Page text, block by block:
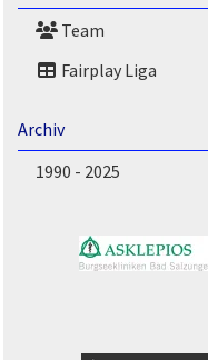
Team
Fairplay Liga
Archiv
1990 - 2025